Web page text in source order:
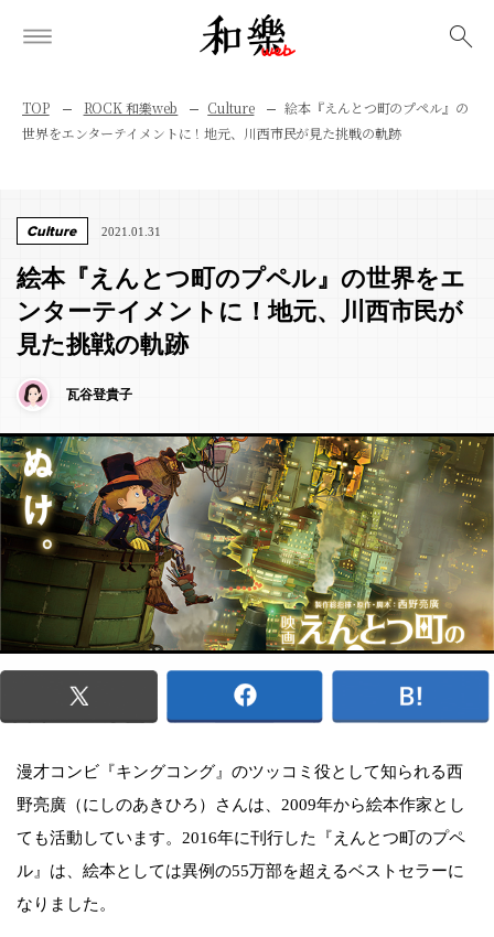
TOP ROCK 和樂web Culture
絵本『えんとつ町のプペル』の
世界をエンターテイメントに！地元、川西市民が見た挑戦の軌跡
Culture 2021.01.31
絵本『えんとつ町のプペル』の世界をエ
ンターテイメントに！地元、川西市民が
見た挑戦の軌跡
瓦谷登貴子
漫才コンビ『キングコング』のツッコミ役として知られる西
野亮廣（にしのあきひろ）さんは、2009年から絵本作家とし
ても活動しています。2016年に刊行した『えんとつ町のプペ
ル』は、絵本としては異例の55万部を超えるベストセラーに
なりました。